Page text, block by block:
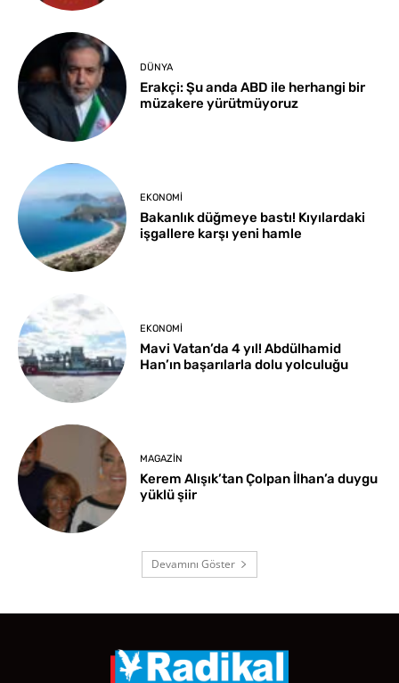
DÜNYA
Erakçi: Şu anda ABD ile herhangi bir
müzakere yürütmüyoruz
EKONOMI
Bakanlık düğmeye bastı! Kıyılardaki
işgallere karşı yeni hamle
EKONOMI
Mavi Vatan’da 4 yıl! Abdülhamid
Han’ın başarılarla dolu yolculuğu
MAGAZIN
Kerem Alışık’tan Çolpan İlhan’a duygu
yüklü şiir
Devamını Göster